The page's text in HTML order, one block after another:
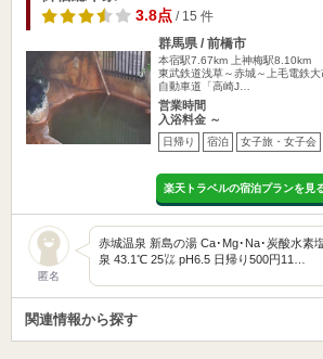
3.8点/ 15 件
群馬県 / 前橋市
本宿駅7.67km
上神梅駅8.10km
東武鉄道浅草～赤城～上毛電鉄
自動車道「高崎J…
営業時間
入浴料金 ～
日帰り 宿泊 女子旅・女子会
楽天トラベルの宿泊プランを見
匿名
赤城温泉 新島の湯 Ca･Mg･Na･炭酸水素
泉 43.1℃ 25㍑ pH6.5 日帰り500円11…
関連情報から探す